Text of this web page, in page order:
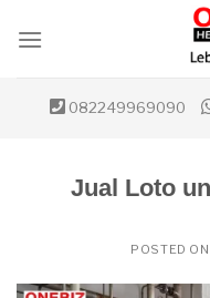
082249969090
Jual Loto
POSTED ON